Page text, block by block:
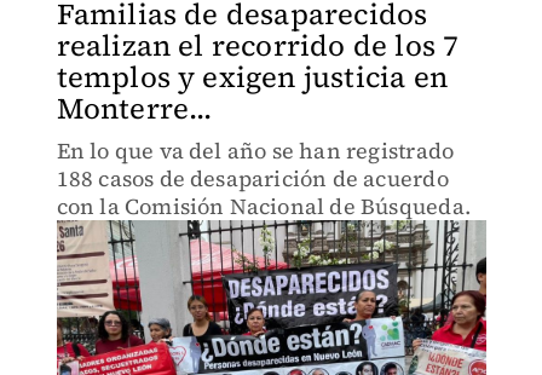
Familias de desaparecidos
realizan el recorrido de los 7
templos y exigen justicia en
Monterre...
En lo que va del año se han registrado
188 casos de desaparición de acuerdo
con la Comisión Nacional de Búsqueda.